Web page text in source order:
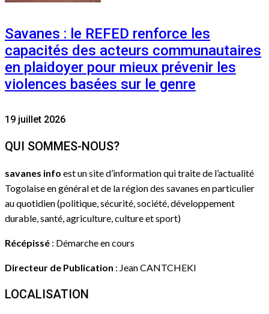
Savanes : le REFED renforce les
capacités des acteurs communautaires
en plaidoyer pour mieux prévenir les
violences basées sur le genre
19 juillet 2026
QUI SOMMES-NOUS?
savanes info est un site d’information qui traite de l’actualité
Togolaise en général et de la région des savanes en particulier
au quotidien (politique, sécurité, société, développement
durable, santé, agriculture, culture et sport)
Récépissé : Démarche en cours
Directeur de Publication : Jean CANTCHEKI
LOCALISATION